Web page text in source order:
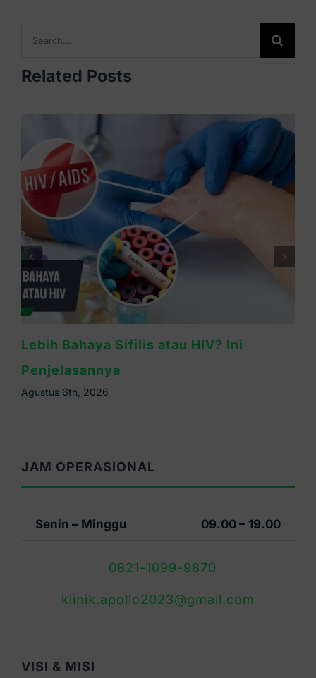
for:
Related Posts
Kapan Gejala Sifilis Muncul? Ini Masa
Inkubasinya
Agustus 5th, 2026
JAM OPERASIONAL
Senin – Minggu 09.00 – 19.00
0821-1099-9870
klinik.apollo2023@gmail.com
VISI & MISI